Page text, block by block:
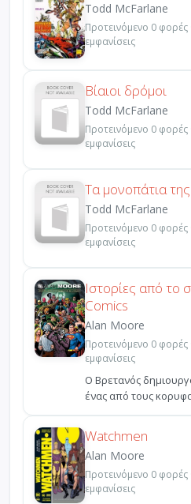
Todd McFarlane
Προτεινόμενο 0 φορές
εμφανίσεις
Βίαιοι δρόμοι
Todd McFarlane
Προτεινόμενο 0 φορές
εμφανίσεις
Τα μονοπάτια
Todd McFarlane
Προτεινόμενο 0 φορές
εμφανίσεις
Ιστορίες από το
Comics
Alan Moore
Προτεινόμενο 0 φορές
εμφανίσεις
Ο Βρετανός
ένας από τους
όλων των εποχών...
Watchmen
Alan Moore
Προτεινόμενο 0 φορές
εμφανίσεις